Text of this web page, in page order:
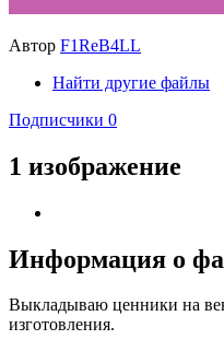
Автор F1ReB4LL
Найти другие файлы
Подписчики 0
1 изображение
Информация о
Выкладываю ценники на
изготовления.